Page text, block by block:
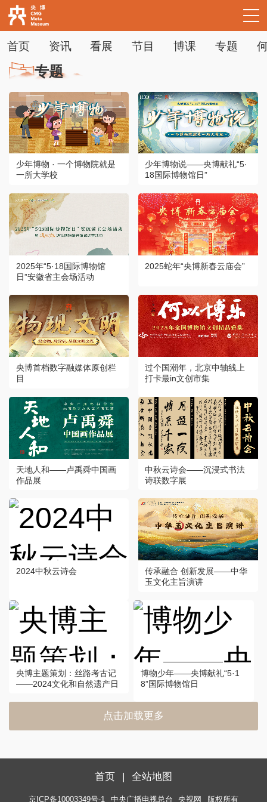
首页 资讯 看展 节目 博课 专题
下次自动登录 忘记密码
登录 立即注册
使用合作网站账号登录
专题
少年博物 · 一个博物院就是
一所大学校
少年博物说——央博献礼“5·
18国际博物馆日”
2025年“5·18国际博物馆
日”安徽省主会场活动
2025蛇年“央博新春云庙会”
央博首档数字融媒体原创栏
目
过个国潮年，北京中轴线上
打卡最in文创市集
天地人和——卢禹舜中国画
作品展
中秋云诗会——沉浸式书法
诗联数字展
2024中秋云诗会
传承融合 创新发展——中华
玉文化主旨演讲
央博主题策划：丝路考古记
——2024文化和自然遗产日
博物少年——央博献礼“5·1
8”国际博物馆日
点击加载更多
首页 全站地图
京ICP备10003349号-1 中央广播电视总台 央视网 版权所有